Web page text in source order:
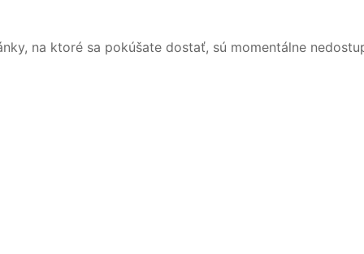
na ktoré sa pokúšate dostať, sú momentálne